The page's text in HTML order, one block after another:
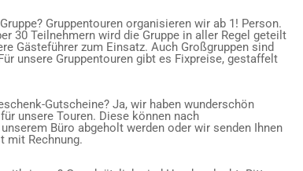
Gruppentouren organisieren wir ab 1! Person.
30 Teilnehmern wird die Gruppe in aller Regel geteilt
Gästeführer zum Einsatz. Auch Großgruppen sind
unsere Gruppentouren gibt es Fixpreise, gestaffelt
Gutscheine? Ja, wir haben wunderschön
unsere Touren. Diese können nach
Büro abgeholt werden oder wir senden Ihnen
mit Rechnung.